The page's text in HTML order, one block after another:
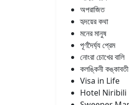
অপরাজিত
হৃদয়ের কথা
মনের মানুষ
পূর্ণদৈর্ঘ্য প্রেম
নোংরা চোখের বালি
কলঙ্কিনী কঙ্কাবতী
Visa in Life
Hotel Niribili